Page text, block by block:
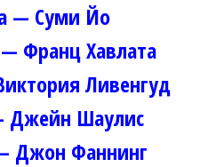
— Суми Йо
Франц Хавлата
Ливенгуд
Джейн Шаулис
Джон Фаннинг